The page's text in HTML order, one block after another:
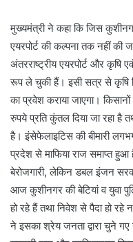
मुख्यमंत्री ने कहा कि जिस
एयरपोर्ट की कल्पना तक नहीं
अंतरराष्ट्रीय एयरपोर्ट और कृषि एवं
रूप ले चुकी हैं। इसी सत्र से कृषि
का प्रवेश कराया जाएगा।
रुपये प्रति कुंतल दिया जा रहा है
है। इंसेफेलाइटिस की बीमारी
प्रदेश से माफिया राज समाप्त हुआ
बेरोजगारी, लेकिन डबल इंजन
आज कुशीनगर की बेटियां व युवा
हो रहे हैं तथा निवेश से पैदा हो रहे
ने इसका श्रेय जनता द्वारा चुने